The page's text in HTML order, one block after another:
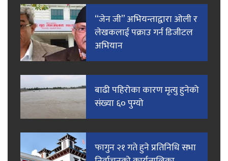
“जेन जी” अभियन्ताद्वारा ओली र
लेखकलाई पक्राउ गर्न डिजीटल
अभियान
बाढी पहिरोका कारण मृत्यु हुनेको
संख्या ६० पुग्यो
फागुन २१ गते हुने प्रतिनिधि सभा